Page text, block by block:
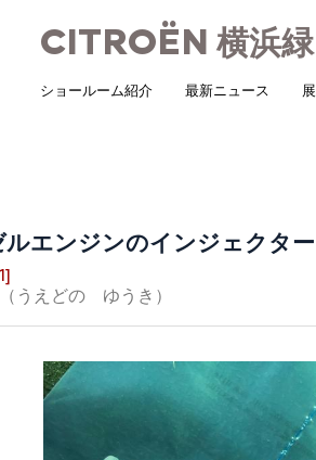
CITROËN 横浜緑
ショールーム紹介 最新ニュース
ルエンジンのインジェクター
うえどの ゆうき）